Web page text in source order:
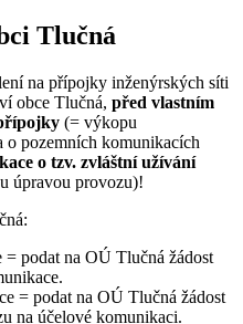
Tlučná
na přípojky inženýrských síti
obce Tlučná, před vlastním
(= výkopu
o pozemních komunikacích
o tzv. zvláštní užívání
úpravou provozu)!
podat na OÚ Tlučná žádost
= podat na OÚ Tlučná žádost
na účelové komunikaci.